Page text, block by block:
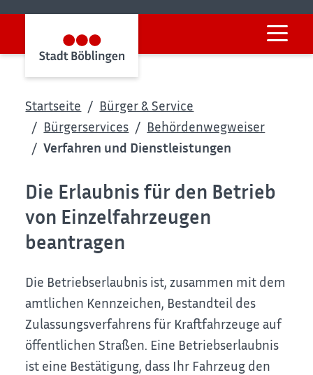
Startseite
Bürger & Service
Bürgerservices
Behördenwegweiser
Verfahren und Dienstleistungen
Die Erlaubnis für den Betrieb
von Einzelfahrzeugen
beantragen
Die Betriebserlaubnis ist, zusammen mit dem
amtlichen Kennzeichen, Bestandteil des
Zulassungsverfahrens für Kraftfahrzeuge auf
öffentlichen Straßen. Eine Betriebserlaubnis
ist eine Bestätigung, dass Ihr Fahrzeug den